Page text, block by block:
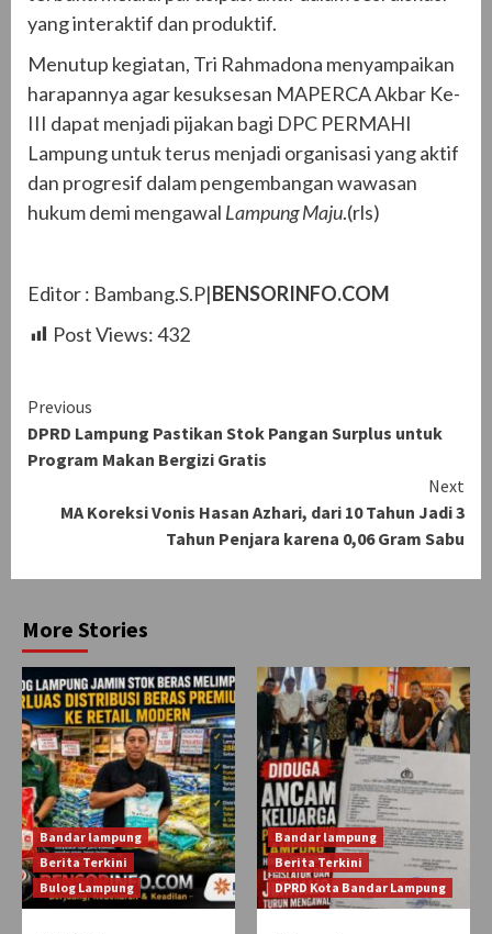
yang interaktif dan produktif.
Menutup kegiatan, Tri Rahmadona menyampaikan
harapannya agar kesuksesan MAPERCA Akbar Ke-
III dapat menjadi pijakan bagi DPC PERMAHI
Lampung untuk terus menjadi organisasi yang aktif
dan progresif dalam pengembangan wawasan
hukum demi mengawal Lampung Maju.(rls)
Editor : Bambang.S.P|BENSORINFO.COM
Post Views:432
Continue
Reading
Previous
DPRD Lampung Pastikan Stok Pangan Surplus untuk
Program Makan Bergizi Gratis
Next
MA Koreksi Vonis Hasan Azhari, dari 10 Tahun Jadi 3
Tahun Penjara karena 0,06 Gram Sabu
More Stories
Bandar lampung
Berita Terkini
Bulog Lampung
Bandar lampung
Berita Terkini
DPRD Kota Bandar Lampung